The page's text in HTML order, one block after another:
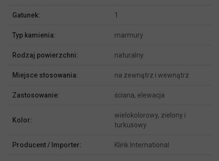
Gatunek: 1
Typ kamienia: marmury
Rodzaj powierzchni: naturalny
Miejsce stosowania: na zewnątrz i wewnątrz
Zastosowanie: ściana, elewacja
Kolor:
wielokolorowy, zielony i
turkusowy
Producent / Importer: Klink International